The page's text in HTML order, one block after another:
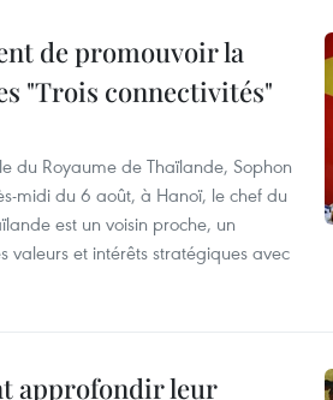
de promouvoir la
"Trois connectivités"
du Royaume de Thaïlande, Sophon
midi du 6 août, à Hanoï, le chef du
est un voisin proche, un
et intérêts stratégiques avec
approfondir leur